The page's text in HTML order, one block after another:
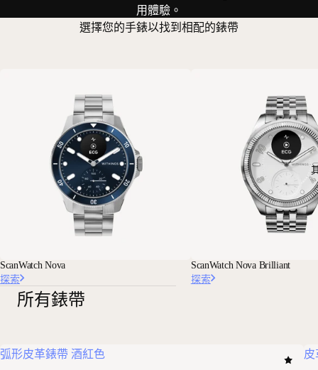
用體驗。
選擇您的手錶以找到相配的錶帶
ScanWatch Nova
探索
ScanWatch Nova Brilliant
探索
所有錶帶
弧形皮革錶帶 酒紅色 皮